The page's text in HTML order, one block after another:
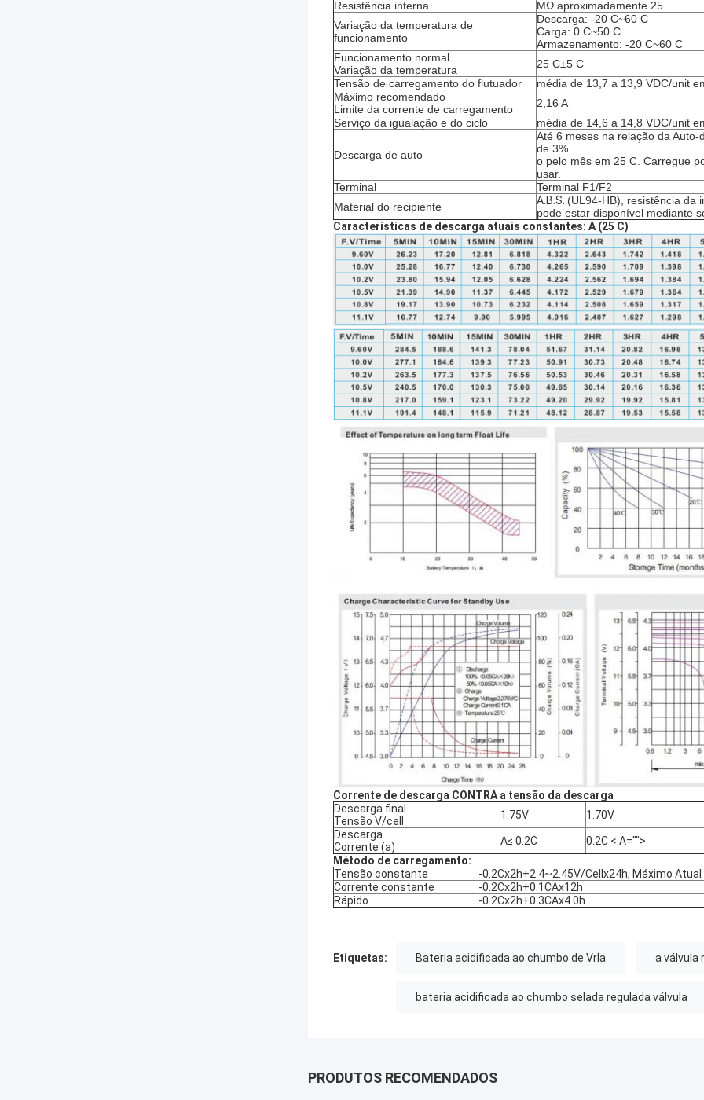
Resistência interna
MΩ aproximadamente 25
Variação da temperatura de
funcionamento
Descarga: -20 C~60 C
Carga: 0 C~50 C
Armazenamento: -20 C~60 C
Funcionamento normal
Variação da temperatura
25 C±5 C
Tensão de carregamento do flutuador
média de 13,7 a 13,9 VDC/unit
Máximo recomendado
Limite da corrente de carregamento
2,16 A
Serviço da igualação e do ciclo
média de 14,6 a 14,8 VDC/unit
Descarga de auto
Até 6 meses na relação da
de 3%
o pelo mês em 25 C. Carregue
usar.
Terminal
Terminal F1/F2
Material do recipiente
A.B.S. (UL94-HB), resistência da
pode estar disponível mediante
Características de descarga atuais constantes: A (25 C)
Corrente de descarga CONTRA a tensão da descarga
Descarga final
Tensão V/cell
1.75V
1.70V
Descarga
Corrente (a)
A≤ 0.2C
0.2C < A="">
Método de carregamento:
Tensão constante
-0.2Cx2h+2.4~2.45V/Cellx24h, Máximo Atual
Corrente constante
-0.2Cx2h+0.1CAx12h
Rápido
-0.2Cx2h+0.3CAx4.0h
Etiquetas: Bateria acidificada ao chumbo de Vrla a válvula
bateria acidificada ao chumbo selada regulada válvula
PRODUTOS RECOMENDADOS